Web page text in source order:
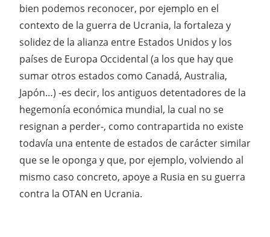
bien podemos reconocer, por ejemplo en el
contexto de la guerra de Ucrania, la fortaleza y
solidez de la alianza entre Estados Unidos y los
países de Europa Occidental (a los que hay que
sumar otros estados como Canadá, Australia,
Japón…) -es decir, los antiguos detentadores de la
hegemonía económica mundial, la cual no se
resignan a perder-, como contrapartida no existe
todavía una entente de estados de carácter similar
que se le oponga y que, por ejemplo, volviendo al
mismo caso concreto, apoye a Rusia en su guerra
contra la OTAN en Ucrania.